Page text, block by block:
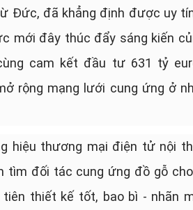
Đức, đã khẳng định được uy
mới đây thúc đẩy sáng kiến
cùng cam kết đầu tư 631 tỷ
rộng mạng lưới cung ứng ở
hiệu thương mại điện tử nội
tìm đối tác cung ứng đồ gỗ
thiết kế tốt, bao bì - nhãn